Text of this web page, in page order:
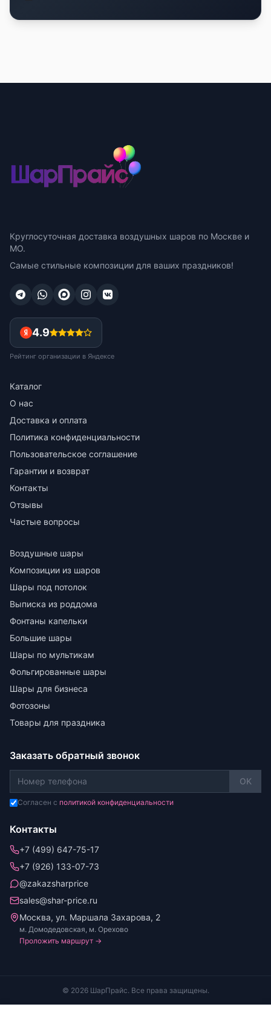
Круглосуточная доставка воздушных шаров по Москве и
МО.
Самые стильные композиции для ваших праздников!
4.9
Рейтинг организации в Яндексе
Каталог
О нас
Доставка и оплата
Политика конфиденциальности
Пользовательское соглашение
Гарантии и возврат
Контакты
Отзывы
Частые вопросы
Воздушные шары
Композиции из шаров
Шары под потолок
Выписка из роддома
Фонтаны капельки
Большие шары
Шары по мультикам
Фольгированные шары
Шары для бизнеса
Фотозоны
Товары для праздника
Заказать обратный звонок
OK
Согласен с политикой конфиденциальности
Контакты
+7 (499) 647-75-17
+7 (926) 133-07-73
@zakazsharprice
sales@shar-price.ru
Москва, ул. Маршала Захарова, 2
м. Домодедовская, м. Орехово
Проложить маршрут →
© 2026 ШарПрайс. Все права защищены.